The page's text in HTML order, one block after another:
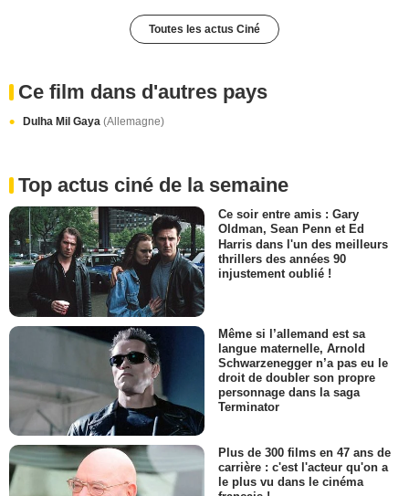
Toutes les actus Ciné
Ce film dans d'autres pays
Dulha Mil Gaya (Allemagne)
Top actus ciné de la semaine
Ce soir entre amis : Gary
Oldman, Sean Penn et Ed
Harris dans l'un des meilleurs
thrillers des années 90
injustement oublié !
Même si l’allemand est sa
langue maternelle, Arnold
Schwarzenegger n’a pas eu le
droit de doubler son propre
personnage dans la saga
Terminator
Plus de 300 films en 47 ans de
carrière : c'est l'acteur qu'on a
le plus vu dans le cinéma